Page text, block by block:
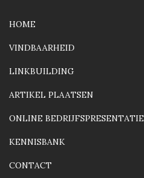
HOME
VINDBAARHEID
LINKBUILDING
ARTIKEL PLAATSEN
ONLINE BEDRIJFSPRESENTATIE
KENNISBANK
CONTACT